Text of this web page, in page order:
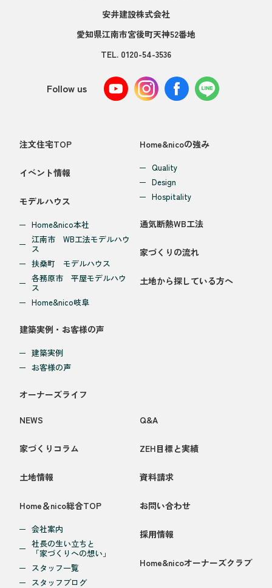
安井建設株式会社
愛知県江南市宮後町天神52番地
TEL. 0120-54-3536
Follow us
注文住宅TOP
イベント情報
モデルハウス
Home&nico本社
江南市 WB工法モデルハウ
ス
扶桑町 モデルハウス
各務原市 平屋モデルハウ
ス
Home&nico岐阜
建築実例・お客様の声
建築実例
お客様の声
オーナーズライフ
Home&nicoの強み
Quality
Design
Hospitality
通気断熱WB工法
家づくりの流れ
土地から探している方へ
NEWS
家づくりコラム
土地情報
Home＆nico総合TOP
会社案内
社長の生い立ちと
「家づくりへの想い」
スタッフ一覧
スタッフブログ
Q&A
ZEH目標と実績
資料請求
お問い合わせ
採用情報
Home&nicoオーナーズクラブ